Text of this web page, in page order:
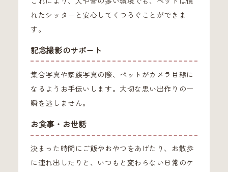
れたシッターと安心してくつろぐことができま
す。
記念撮影のサポート
集合写真や家族写真の際、ペットがカメラ目線に
なるようお手伝いします。大切な思い出作りの一
瞬を逃しません。
お食事・お世話
決まった時間にご飯やおやつをあげたり、お散歩
に連れ出したりと、いつもと変わらない日常のケ